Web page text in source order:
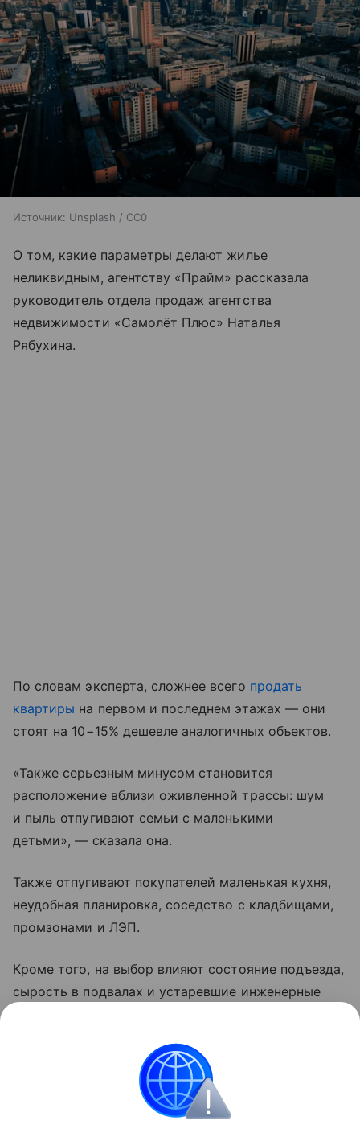
Источник: Unsplash / CC0
О том, какие параметры делают жилье
неликвидным, агентству «Прайм» рассказала
руководитель отдела продаж агентства
недвижимости «Самолёт Плюс» Наталья
Рябухина.
По словам эксперта, сложнее всего продать
квартиры на первом и последнем этажах — они
стоят на 10−15% дешевле аналогичных объектов.
«Также серьезным минусом становится
расположение вблизи оживленной трассы: шум
и пыль отпугивают семьи с маленькими
детьми», — сказала она.
Также отпугивают покупателей маленькая кухня,
неудобная планировка, соседство с кладбищами,
промзонами и ЛЭП.
Кроме того, на выбор влияют состояние подъезда,
сырость в подвалах и устаревшие инженерные
заключила Рябухина.